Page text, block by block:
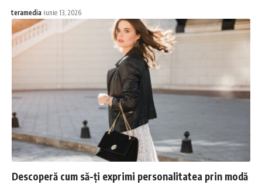
teramedia iunie 13, 2026
Descoperă cum să-ți exprimi personalitatea prin modă